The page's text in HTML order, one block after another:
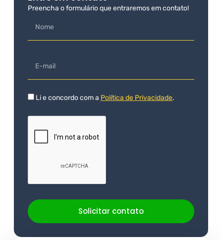
Preencha o formulário que entraremos em contato!
Li e concordo com a Política de Privacidade.
Solicitar contato